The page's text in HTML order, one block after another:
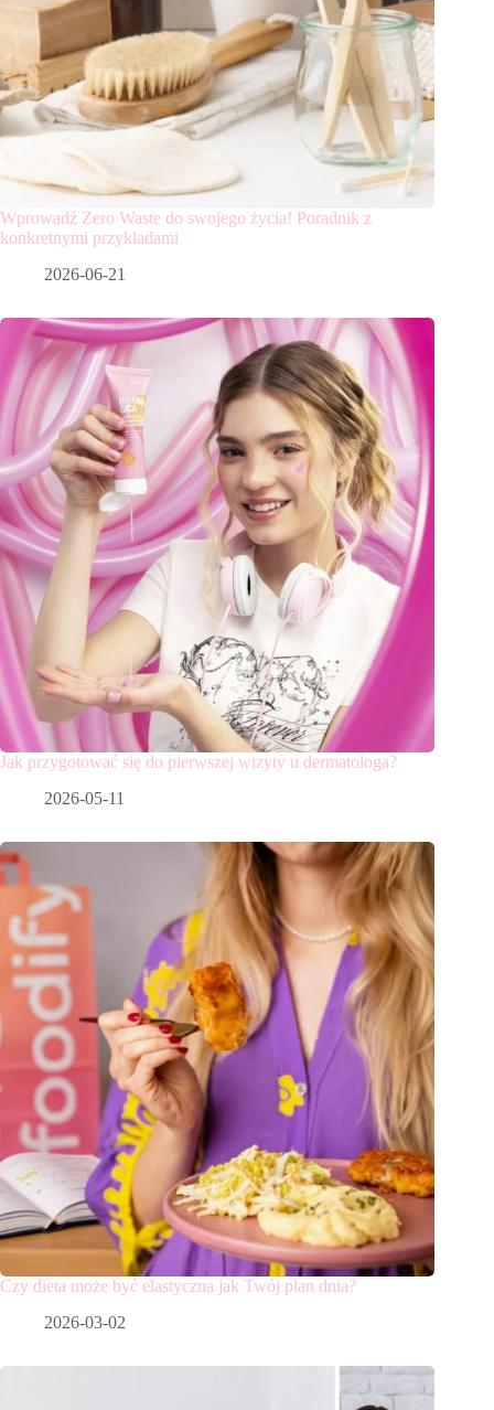
Wprowadź Zero Waste do swojego życia! Poradnik z
konkretnymi przykładami
2026-06-21
Jak przygotować się do pierwszej wizyty u dermatologa?
2026-05-11
Czy dieta może być elastyczna jak Twój plan dnia?
2026-03-02